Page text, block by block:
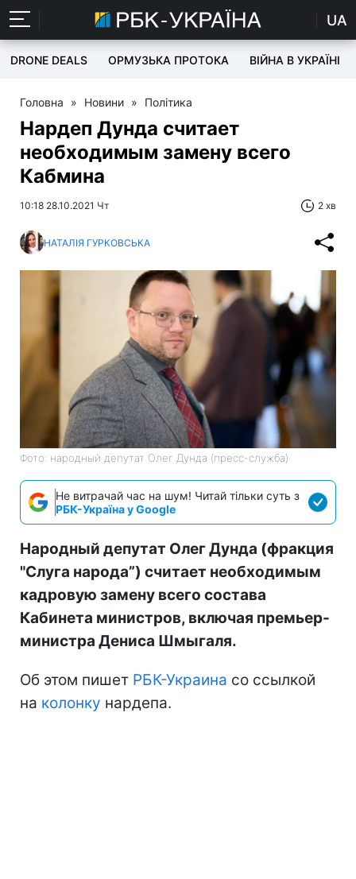
UA
DRONE DEALS ОРМУЗЬКА ПРОТОКА ВІЙНА В УКРАЇНІ
Головна » Новини » Політика
Нардеп Дунда считает
необходимым замену всего
Кабмина
10:18 28.10.2021 Чт 2 хв
НАТАЛІЯ ГУРКОВСЬКА
Фото: народный депутат Олег Дунда (пресс-служба)
Не витрачай час на шум! Читай тільки суть з
РБК-Україна у Google
Народный депутат Олег Дунда (фракция
"Слуга народа”) считает необходимым
кадровую замену всего состава
Кабинета министров, включая премьер-
министра Дениса Шмыгаля.
Об этом пишет РБК-Украина со ссылкой
на колонку нардепа.